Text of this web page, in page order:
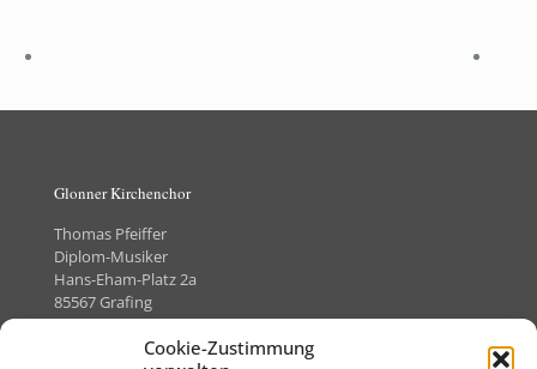
Cookie-Zustimmung
Glonner Kirchenchor
Thomas Pfeiffer
Diplom-Musiker
Hans-Eham-Platz 2a
85567 Grafing
Telefon +49 (0)8092-8505373